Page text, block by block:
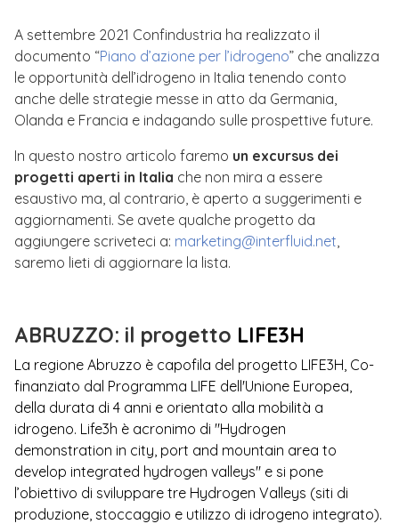
A settembre 2021 Confindustria ha realizzato il
documento “Piano d’azione per l’idrogeno” che analizza
le opportunità dell’idrogeno in Italia tenendo conto
anche delle strategie messe in atto da Germania,
Olanda e Francia e indagando sulle prospettive future.
In questo nostro articolo faremo un excursus dei
progetti aperti in Italia che non mira a essere
esaustivo ma, al contrario, è aperto a suggerimenti e
aggiornamenti. Se avete qualche progetto da
aggiungere scriveteci a: marketing@interfluid.net
saremo lieti di aggiornare la lista.
ABRUZZO: il progetto LIFE3H
La regione Abruzzo è capofila del progetto LIFE3H, Co-
finanziato dal Programma LIFE dell'Unione Europea,
della durata di 4 anni e orientato alla mobilità a
idrogeno. Life3h è acronimo di "Hydrogen
demonstration in city, port and mountain area to
develop integrated hydrogen valleys" e si pone
l’obiettivo di sviluppare tre Hydrogen Valleys (siti di
produzione, stoccaggio e utilizzo di idrogeno integrato).